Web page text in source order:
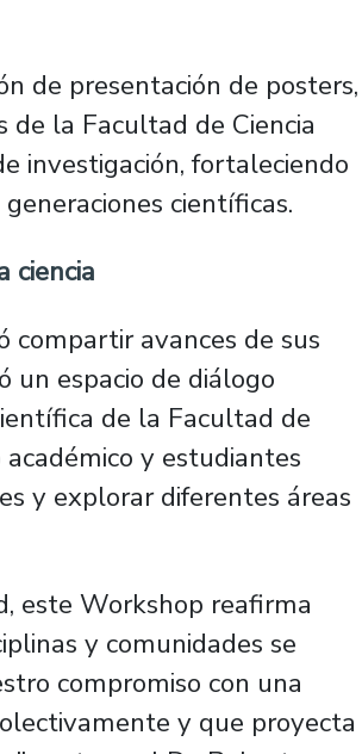
de presentación de posters,
la Facultad de Ciencia
investigación, fortaleciendo
científicas.
ciencia
compartir avances de sus
un espacio de diálogo
de la Facultad de
y estudiantes
y explorar diferentes áreas
este Workshop reafirma
y comunidades se
compromiso con una
y que proyecta